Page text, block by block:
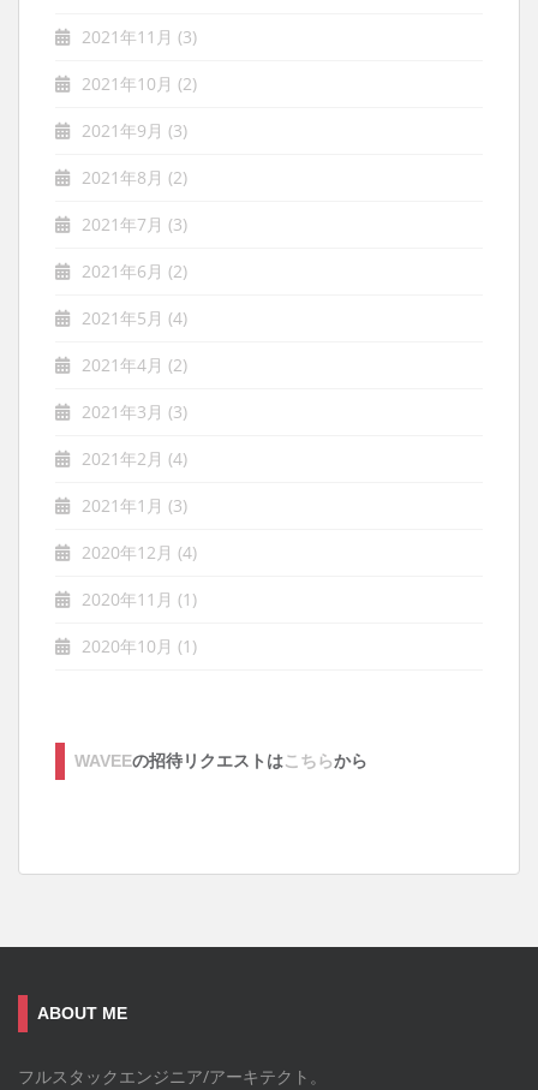
2021年11月 (3)
2021年10月 (2)
2021年9月 (3)
2021年8月 (2)
2021年7月 (3)
2021年6月 (2)
2021年5月 (4)
2021年4月 (2)
2021年3月 (3)
2021年2月 (4)
2021年1月 (3)
2020年12月 (4)
2020年11月 (1)
2020年10月 (1)
WAVEEの招待リクエストはこちらから
ABOUT ME
フルスタックエンジニア/アーキテクト。